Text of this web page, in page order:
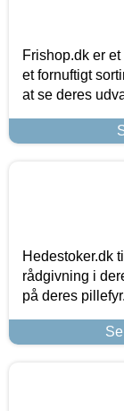
Frishop.dk er
et fornuftigt
at se deres
Hedestoker.dk
rådgivning i
på deres